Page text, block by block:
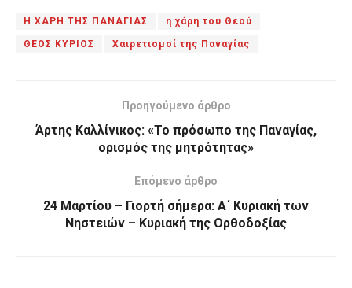
Η ΧΑΡΗ ΤΗΣ ΠΑΝΑΓΙΑΣ η χάρη του Θεού
ΘΕΟΣ ΚΥΡΙΟΣ Χαιρετισμοί της Παναγίας
Προηγούμενο άρθρο
Άρτης Καλλίνικος: «Το πρόσωπο της Παναγίας,
ορισμός της μητρότητας»
Επόμενο άρθρο
24 Μαρτίου – Γιορτή σήμερα: Α΄ Κυριακή των
Νηστειών – Κυριακή της Ορθοδοξίας